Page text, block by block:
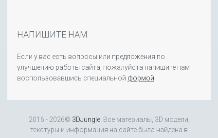
НАПИШИТЕ НАМ
Если у вас есть вопросы или предложения по
улучшению работы сайта, пожалуйста напишите нам
воспользовавшись специальной формой
2016 - 2026© 3DJungle. Все материалы, 3D модели,
текстуры и информация на сайте была найдена в